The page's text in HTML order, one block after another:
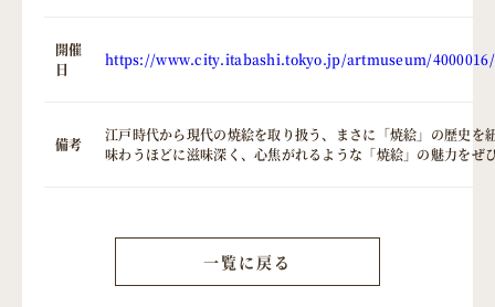
開催
日
https://www.city.itabashi.tokyo.jp/artmuseum/4000016/
備考
江戸時代から現代の焼絵を取り扱う、まさに「焼絵」の歴史を
味わうほどに滋味深く、心焦がれるような「焼絵」の魅力をぜ
一覧に戻る